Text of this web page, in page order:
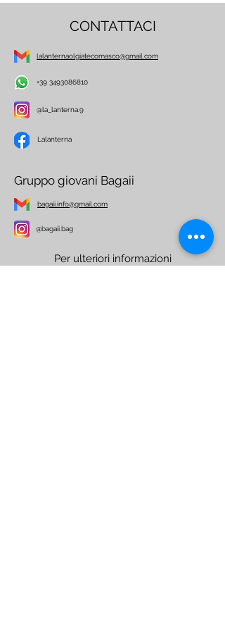
CONTATTACI
lalanternaolgiatecomasco@gmail.com
+39 3493086810
@la_lanterna.9
Lalanterna
Gruppo giovani Bagaii
bagaii.info@gmail.com
@bagaii.bag
Per ulteriori informazioni